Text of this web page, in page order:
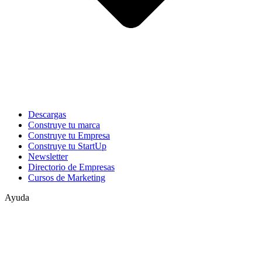
Descargas
Construye tu marca
Construye tu Empresa
Construye tu StartUp
Newsletter
Directorio de Empresas
Cursos de Marketing
Ayuda